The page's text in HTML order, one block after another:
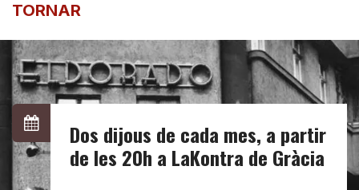
TORNAR
Dos dijous de cada mes, a partir
de les 20h a LaKontra de Gràcia